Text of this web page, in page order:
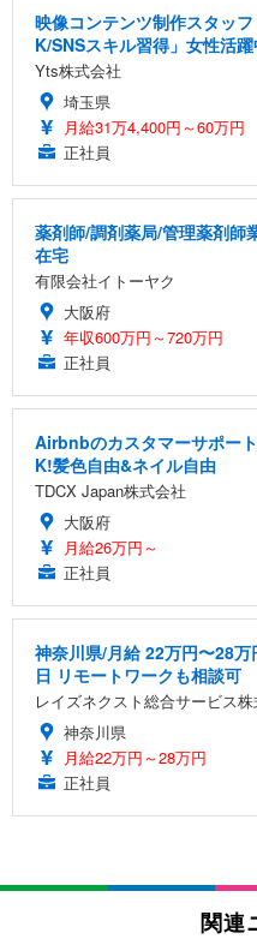
映像コンテンツ制作スタッ
K/SNSスキル習得」女性活
Yts株式会社
埼玉県
月給31万4,400円～60万円
正社員
薬剤師/調剤薬局/管理薬剤師
在宅
有限会社イトーヤク
大阪府
年収600万円～720万円
正社員
Airbnbのカスタマーサポー
K!髪色自由&ネイル自由
TDCX Japan株式会社
大阪府
月給26万円～
正社員
神奈川県/月給 22万円〜28
日 リモートワークも相談可
レイズネクスト総合サービス
神奈川県
月給22万円～28万円
正社員
関連